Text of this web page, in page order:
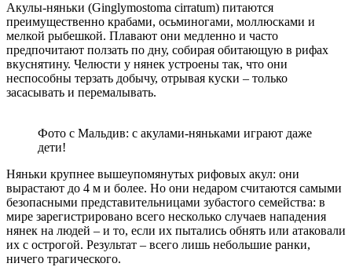
Акулы-няньки (Ginglymostoma cirratum) питаются
преимущественно крабами, осьминогами, моллюсками и
мелкой рыбешкой. Плавают они медленно и часто
предпочитают ползать по дну, собирая обитающую в рифах
вкуснятину. Челюсти у нянек устроены так, что они
неспособны терзать добычу, отрывая куски – только
засасывать и перемалывать.
Фото с Мальдив: с акулами-няньками играют даже
дети!
Няньки крупнее вышеупомянутых рифовых акул: они
вырастают до 4 м и более. Но они недаром считаются самыми
безопасными представительницами зубастого семейства: в
мире зарегистрировано всего несколько случаев нападения
нянек на людей – и то, если их пытались обнять или атаковали
их с острогой. Результат – всего лишь небольшие ранки,
ничего трагического.